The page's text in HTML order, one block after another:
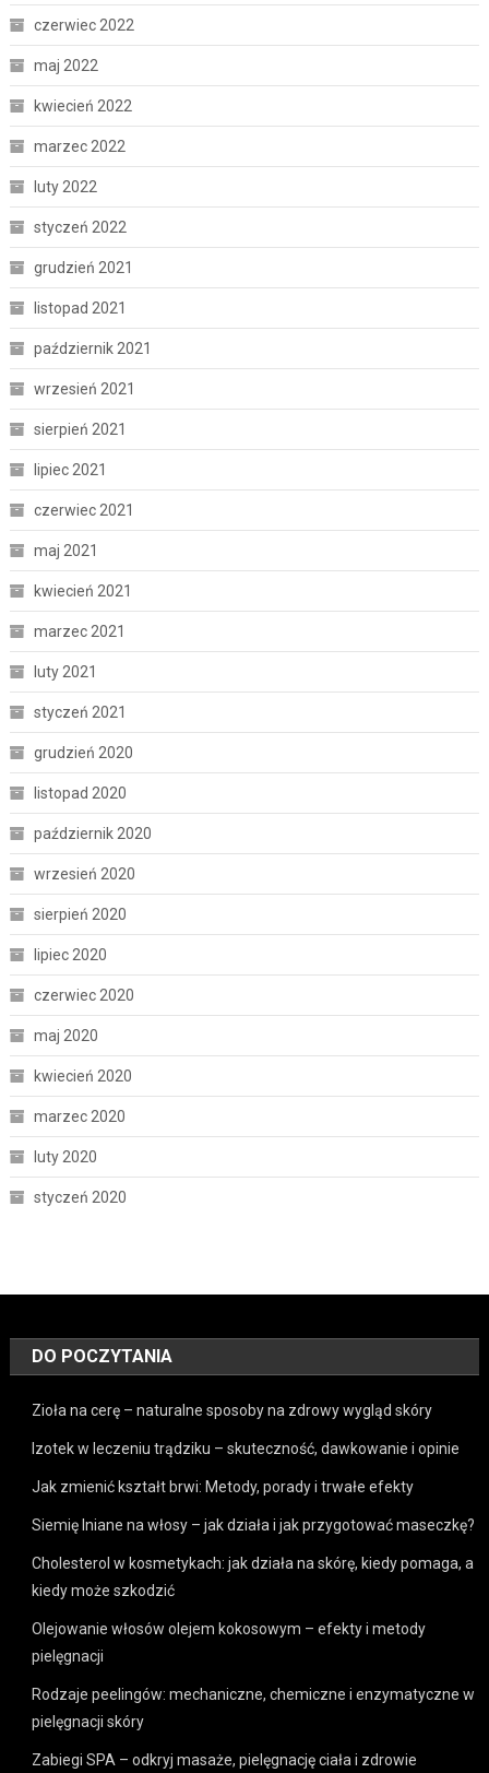
czerwiec 2022
maj 2022
kwiecień 2022
marzec 2022
luty 2022
styczeń 2022
grudzień 2021
listopad 2021
październik 2021
wrzesień 2021
sierpień 2021
lipiec 2021
czerwiec 2021
maj 2021
kwiecień 2021
marzec 2021
luty 2021
styczeń 2021
grudzień 2020
listopad 2020
październik 2020
wrzesień 2020
sierpień 2020
lipiec 2020
czerwiec 2020
maj 2020
kwiecień 2020
marzec 2020
luty 2020
styczeń 2020
DO POCZYTANIA
Zioła na cerę – naturalne sposoby na zdrowy wygląd skóry
Izotek w leczeniu trądziku – skuteczność, dawkowanie i opinie
Jak zmienić kształt brwi: Metody, porady i trwałe efekty
Siemię lniane na włosy – jak działa i jak przygotować maseczkę?
Cholesterol w kosmetykach: jak działa na skórę, kiedy pomaga, a
kiedy może szkodzić
Olejowanie włosów olejem kokosowym – efekty i metody
pielęgnacji
Rodzaje peelingów: mechaniczne, chemiczne i enzymatyczne w
pielęgnacji skóry
Zabiegi SPA – odkryj masaże, pielęgnację ciała i zdrowie